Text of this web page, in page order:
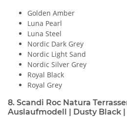
Golden Amber
Luna Pearl
Luna Steel
Nordic Dark Grey
Nordic Light Sand
Nordic Silver Grey
Royal Black
Royal Grey
8. Scandi Roc Natura
Auslaufmodell | Dusty Black |